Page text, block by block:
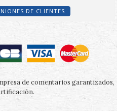
DE CLIENTES
de comentarios garantizados,
.